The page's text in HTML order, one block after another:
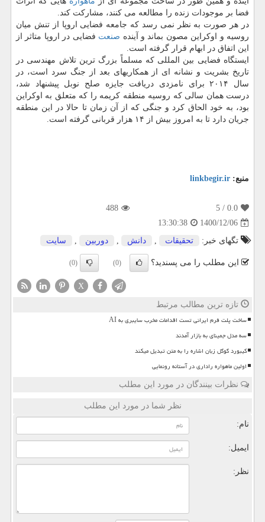
فضا بر موجودات زنده را مطالعه می کنند، مشارکت کند.
در هر صورت به نظر نمی رسد که جامعه فضایی اروپا از تنش میان
روسیه و اوکراین مصون بماند و آینده صنعت فضایی در اروپا متاثر از
این اتفاق در ابهام قرار گرفته است.
ایستگاه فضایی بین المللی که مسلماً بزرگ ترین تلاش مهندسی در
تاریخ بشریت و نشانه ای از همکاریهای بعد از جنگ سرد است، در
سال ۲۰۱۴ برای نامزدی دریافت جایزه صلح نوبل پیشنهاد شد،
درست همان سالی که روسیه منطقه کریمه را که متعلق به اوکراین
بود، به خود الحاق کرد و جنگی که از آن زمان تا حالا در این منطقه
جریان دارد تا به امروز بیش از ۱۴ هزار قربانی گرفته است.
منبع: linkbegir.ir
0.0
/ 5
488
1400/12/06
13:30:38
تگهای خبر:
تحقیقات , دانش , دوربین , سایت
این مطلب را می پسندید؟ (0)
(0)
X
تازه ترین مطالب مرتبط
ساخت پلت فرم ایرانی تست اقدامات مخرب سایبری به AI
سه مدل جمینای به بازار آمدند
کیبورد گوگل زبان اشاره را به متن تبدیل میکند
اولین ماهواره راداری در آستانه رونمایی
نظرات بینندگان در مورد این مطلب
نظر شما در مورد این مطلب
نام:
ایمیل:
نظر: